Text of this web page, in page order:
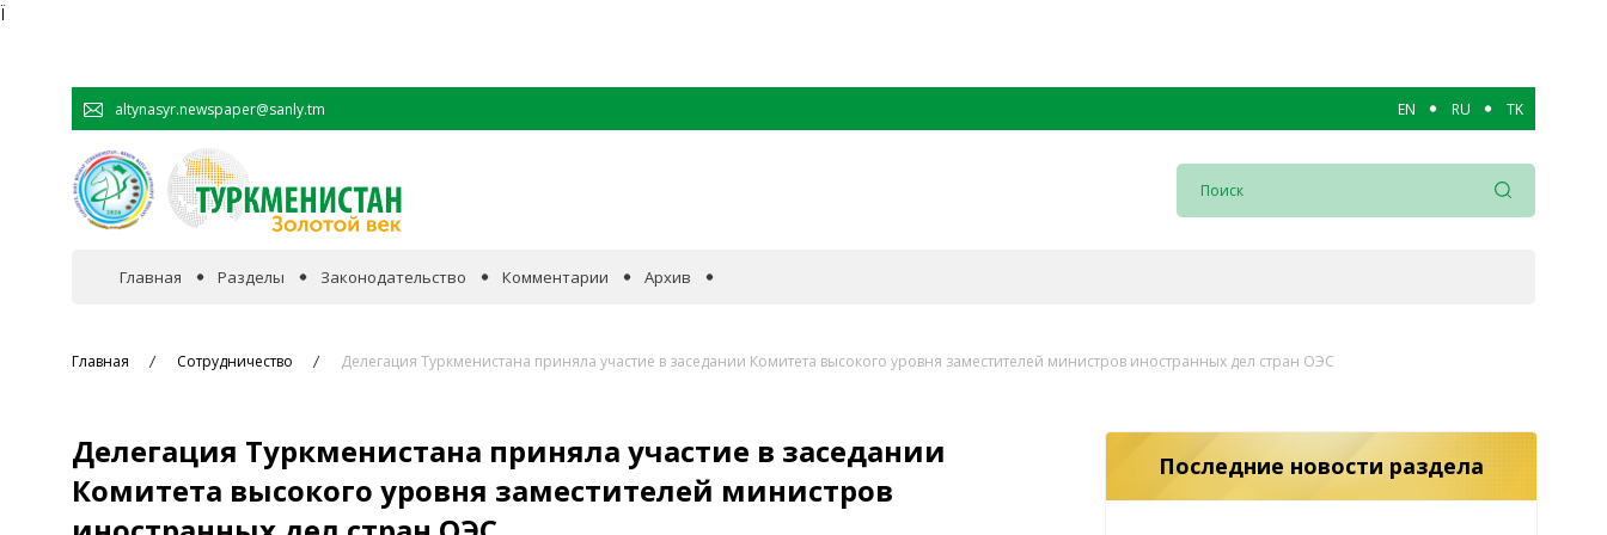
Ï
altynasyr.newspaper@sanly.tm EN RU TK
Главная Разделы
Сотрудничество
Законодательство Комментарии Архив
Главная Сотрудничество Делегация Туркменистана приняла участие в заседании Комитета высокого уровня заместителей министров иностранных дел стран ОЭС
Делегация Туркменистана приняла участие в заседании
Комитета высокого уровня заместителей министров
Последние новости раздела